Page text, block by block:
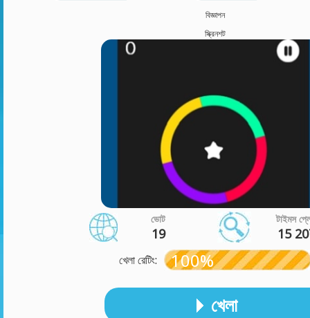
বিজ্ঞাপন
স্ক্রিনশট
ভোট
19
টাইমস
15
খেলা রেটিং: 100%
খেলা